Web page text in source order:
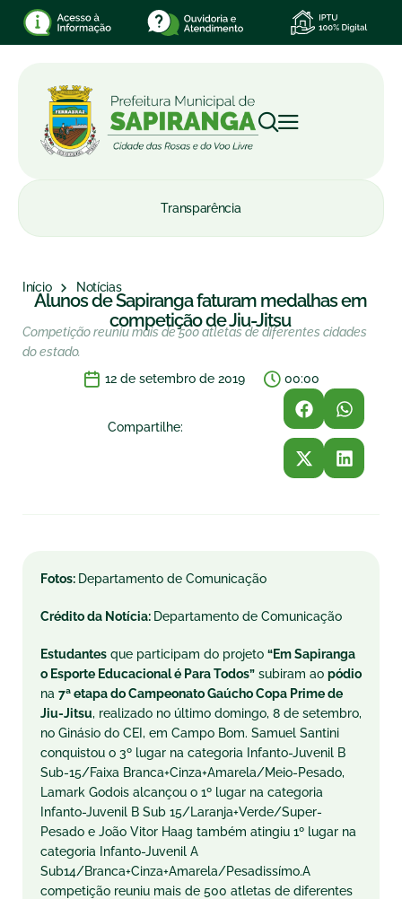
Transparência
Início Notícias
Alunos de Sapiranga faturam medalhas em
competição de Jiu-Jitsu
Competição reuniu mais de 500 atletas de diferentes cidades
do estado.
12 de setembro de 2019
00:00
Compartilhe:
Fotos: Departamento de Comunicação
Crédito da Notícia: Departamento de Comunicação
Estudantes que participam do projeto “Em Sapiranga
o Esporte Educacional é Para Todos” subiram ao pódio
na 7ª etapa do Campeonato Gaúcho Copa Prime de
Jiu-Jitsu, realizado no último domingo, 8 de setembro,
no Ginásio do CEI, em Campo Bom. Samuel Santini
conquistou o 3º lugar na categoria Infanto-Juvenil B
Sub-15/Faixa Branca+Cinza+Amarela/Meio-Pesado,
Lamark Godois alcançou o 1º lugar na categoria
Infanto-Juvenil B Sub 15/Laranja+Verde/Super-
Pesado e João Vitor Haag também atingiu 1º lugar na
categoria Infanto-Juvenil A
Sub14/Branca+Cinza+Amarela/Pesadissímo.A
competição reuniu mais de 500 atletas de diferentes